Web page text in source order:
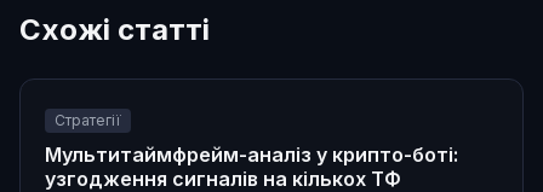
Схожі статті
Стратегії
Мультитаймфрейм-аналіз у крипто-боті:
узгодження сигналів на кількох ТФ